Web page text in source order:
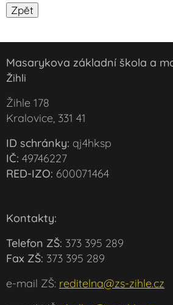
Masarykova základní škola a
Žihli
Žihle 178
Kralovice, 331 41
ID schránky: qj4hksp
IČ: 49746227
RED-IZO: 600071464
Kontakty:
Telefon ZŠ: 373 395 289
Fax ZŠ: 373 395 289
e-mail ZŠ: reditelna@zs-zihle.cz